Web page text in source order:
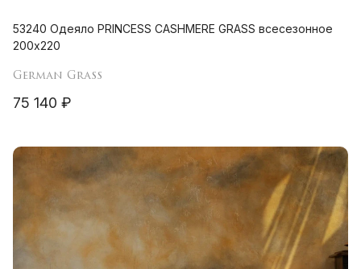
53240 Одеяло PRINCESS CASHMERE GRASS всесезонное
200х220
German Grass
75 140 ₽